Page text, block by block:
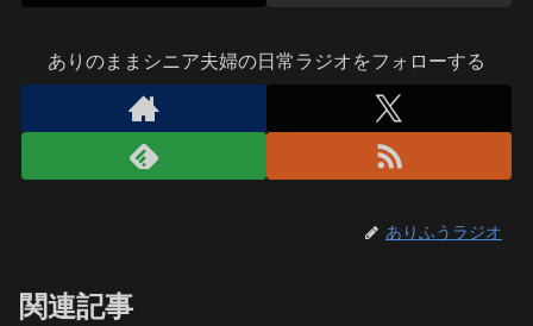
ありのままシニア夫婦の日常ラジオをフォローする
ありふうラジオ
関連記事